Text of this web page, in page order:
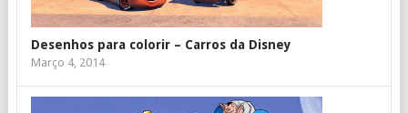
Desenhos para colorir – Carros da Disney
Março 4, 2014